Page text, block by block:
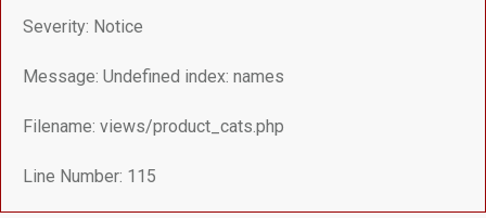
Severity: Notice
Message: Undefined index: names
Filename: views/product_cats.php
Line Number: 115